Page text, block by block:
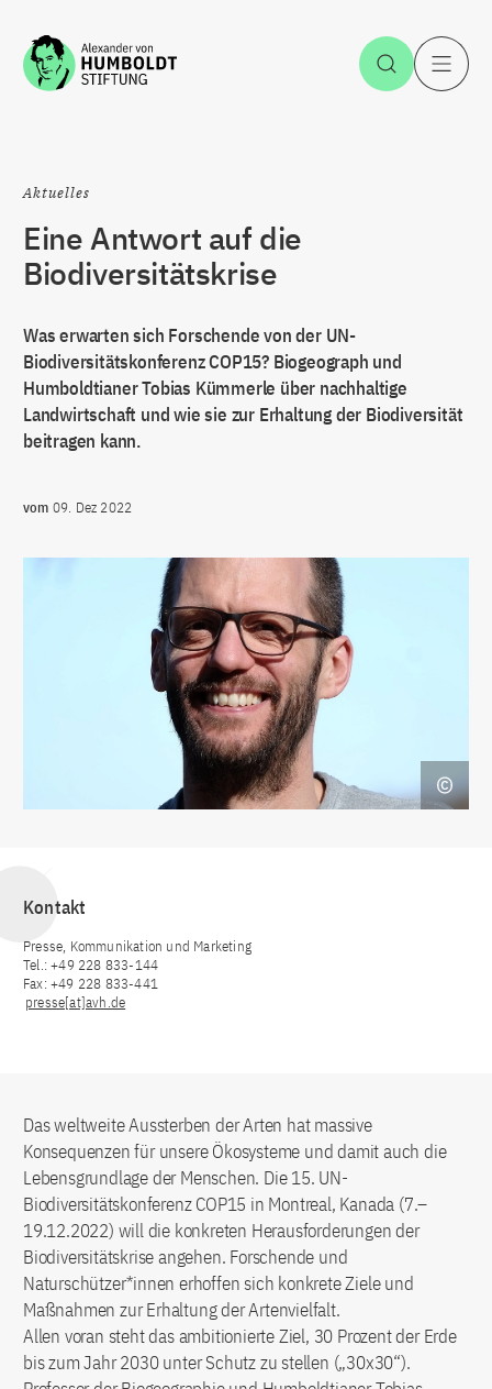
Zum Inhalt springen Suche
Aktuelles
Eine Antwort auf die
Biodiversitätskrise
Was erwarten sich Forschende von der UN-
Biodiversitätskonferenz COP15? Biogeograph und
Humboldtianer Tobias Kümmerle über nachhaltige
Landwirtschaft und wie sie zur Erhaltung der Biodiversität
beitragen kann.
vom 09. Dez 2022
Kontakt
Presse, Kommunikation und Marketing
Tel.: +49 228 833-144
Fax: +49 228 833-441
presse[at]avh.de
Das weltweite Aussterben der Arten hat massive
Konsequenzen für unsere Ökosysteme und damit auch die
Lebensgrundlage der Menschen. Die 15. UN-
Biodiversitätskonferenz COP15 in Montreal, Kanada (7.–
19.12.2022) will die konkreten Herausforderungen der
Biodiversitätskrise angehen. Forschende und
Naturschützer*innen erhoffen sich konkrete Ziele und
Maßnahmen zur Erhaltung der Artenvielfalt.
Allen voran steht das ambitionierte Ziel, 30 Prozent der Erde
bis zum Jahr 2030 unter Schutz zu stellen („30x30“).